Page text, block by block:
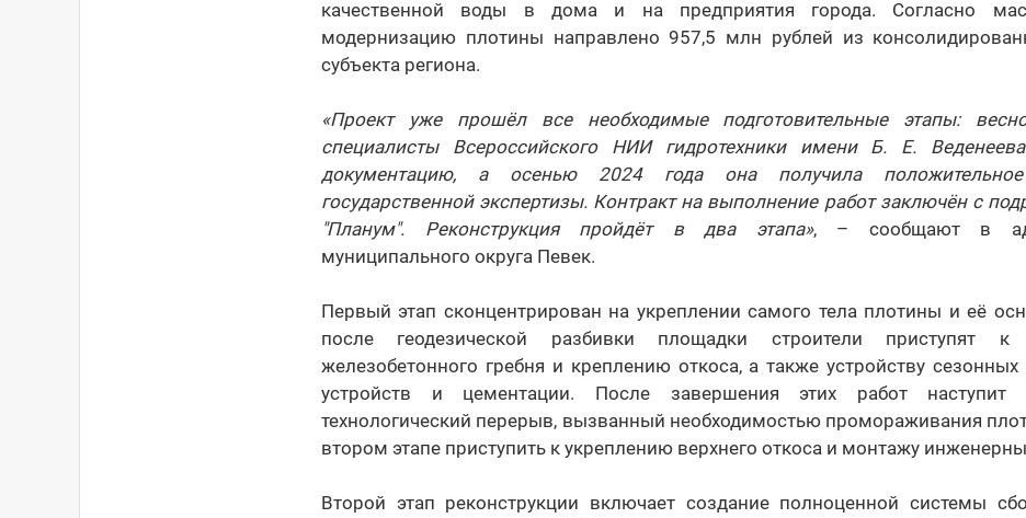
качественной воды в дома и на предприятия города. Согласно
модернизацию плотины направлено 957,5 млн рублей из
субъекта региона.
«Проект уже прошёл все необходимые подготовительные этапы:
специалисты Всероссийского НИИ гидротехники имени Б. Е.
документацию, а осенью 2024 года она получила положительное
государственной экспертизы. Контракт на выполнение работ заключён с
"Планум". Реконструкция пройдёт в два этапа», – сообщают в
муниципального округа Певек.
Первый этап сконцентрирован на укреплении самого тела плотины и её
после геодезической разбивки площадки строители приступят к
железобетонного гребня и креплению откоса, а также устройству
устройств и цементации. После завершения этих работ наступит
технологический перерыв, вызванный необходимостью промораживания
втором этапе приступить к укреплению верхнего откоса и монтажу
Второй этап реконструкции включает создание полноценной системы